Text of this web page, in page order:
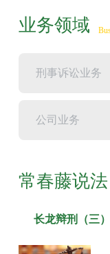
业务领域
刑事诉讼业务
公司业务
常春藤说法
长龙辩刑（三